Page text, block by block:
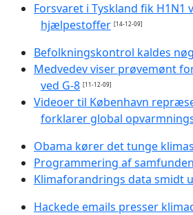
Forsvaret i Tyskland fik H1N1
hjælpestoffer [14-12-09]
Befolkningskontrol kaldes
Medvedev viser prøvemønt
ved G-8 [11-12-09]
Videoer til København
forklarer global
Obama kører det tunge
Programmering af
Klimaforandrings data smidt
Hackede emails presser